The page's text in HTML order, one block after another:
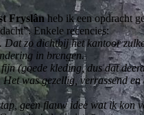
Fryslânheb ik een opdracht
Enkele recencies:
Dat zo dichtbij het kantoor
in brengen.
(goede kleding, dus dat
was gezellig, verrassend
geen flauw idee wat ik kon